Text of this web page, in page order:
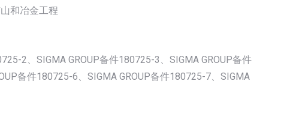
和冶金工程
2、SIGMA GROUP备件180725-3、SIGMA GROUP备件
备件180725-6、SIGMA GROUP备件180725-7、SIGMA